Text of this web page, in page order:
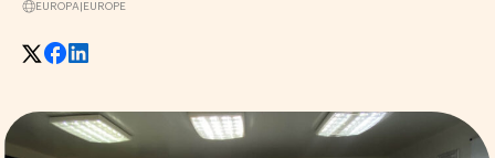
EUROPA EUROPE